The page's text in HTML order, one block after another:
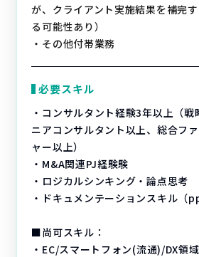
が、クライアント実施結果を補完
る可能性あり）
・その他付帯業務
必要スキル
・コンサルタント経験3年以上（
ニアコンサルタント以上、総合フ
ャー以上）
・M&A関連PJ経験験
・ロジカルシンキング・論点思考
・ドキュメンテーションスキル（
■尚可スキル：
・EC/スマートフォン(流通)/DX領